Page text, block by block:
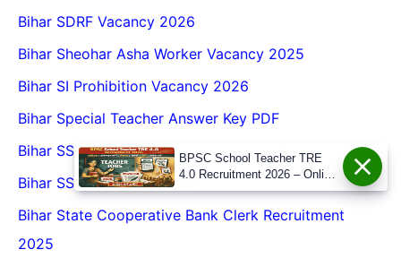
Bihar SDRF Vacancy 2026
Bihar Sheohar Asha Worker Vacancy 2025
Bihar SI Prohibition Vacancy 2026
Bihar Special Teacher Answer Key PDF
Bihar SSC Field Assistant Vacancy 2025
Bihar SSC Inter Level Bharti
Bihar State Cooperative Bank Clerk Recruitment
2025
BPSC School Teacher TRE
4.0 Recruitment 2026 – Online
Form, Eligibility, Vacancy,
Date, Apply Process